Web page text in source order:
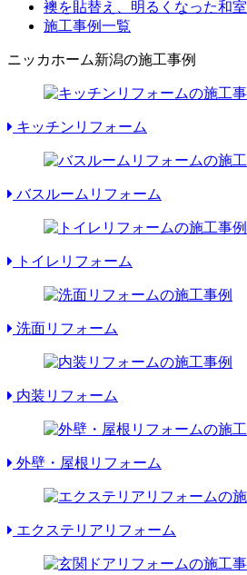
襖を貼替え、明るくなった和室
施工事例一覧
ニッカホーム新潟の施工事例
キッチンリフォーム
バスルームリフォーム
トイレリフォーム
洗面リフォーム
内装リフォーム
外壁・屋根リフォーム
エクステリアリフォーム